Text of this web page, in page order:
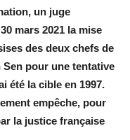
un juge
mars 2021 la mise
des deux chefs de
Sen pour une tentative
été la cible en 1997.
empêche, pour
la justice française